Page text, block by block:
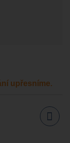
upřesníme.
Sdílet